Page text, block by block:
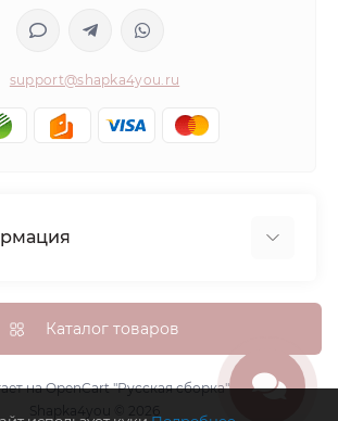
support@shapka4you.ru
и бонусные баллы
Каталог товаров
наOpenCart "Русская сборка"